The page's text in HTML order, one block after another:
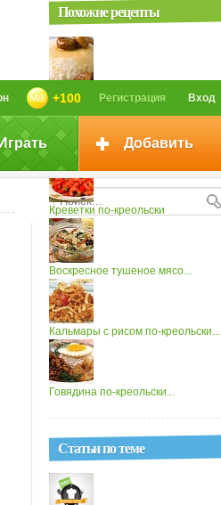
Вход
Регистрация
+100
Добавить
Похожие рецепты
Яичница по-креольски
Креветки по-креольски
Воскресное тушеное мясо...
Кальмары с рисом по-креольски...
Говядина по-креольски...
Статьи по теме